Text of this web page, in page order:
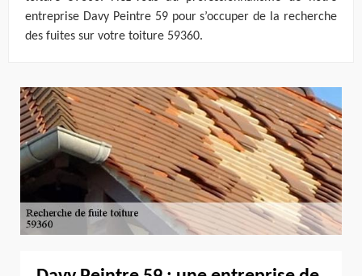
entreprise Davy Peintre 59 pour s’occuper de la recherche
des fuites sur votre toiture 59360.